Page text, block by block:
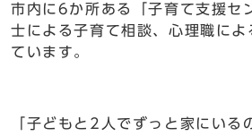
市内に6か所ある「子育て支援セ
士による子育て相談、心理職によ
ています。
「子どもと2人でずっと家にいる